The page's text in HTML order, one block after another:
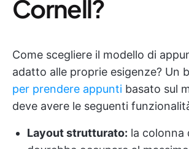
Cornell?
Come scegliere il modello di
adatto alle proprie esigenze? Un
per prendere appunti basato sul
deve avere le seguenti
Layout strutturato: la colonna